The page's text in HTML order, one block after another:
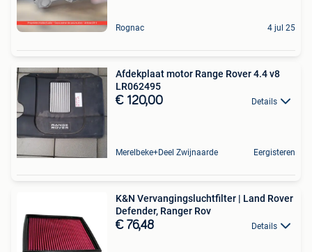
Rognac 4 jul 25
Afdekplaat motor Range Rover 4.4 v8
LR062495
€ 120,00 Details
Merelbeke+Deel Zwijnaarde Eergisteren
K&N Vervangingsluchtfilter | Land Rover
Defender, Ranger Rov
€ 76,48 Details